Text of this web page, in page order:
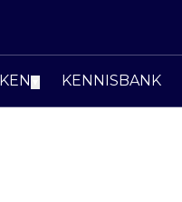
KENNISBANK